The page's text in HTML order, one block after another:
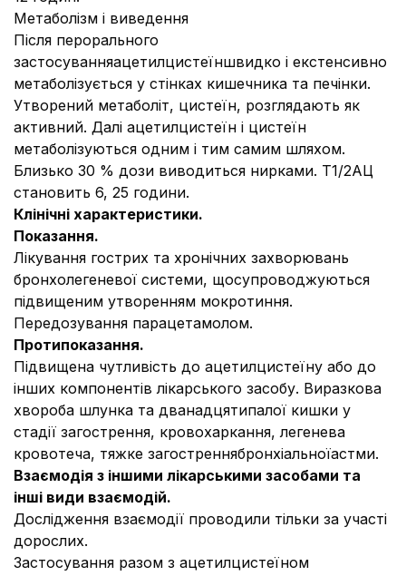
Метаболізм і виведення
Після перорального
застосуванняацетилцистеїншвидко і екстенсивно
метаболізується у стінках кишечника та печінки.
Утворений метаболіт, цистеїн, розглядають як
активний. Далі ацетилцистеїн і цистеїн
метаболізуються одним і тим самим шляхом.
Близько 30 % дози виводиться нирками. Т1/2АЦ
становить 6, 25 години.
Клінічні характеристики.
Показання.
Лікування гострих та хронічних захворювань
бронхолегеневої системи, щосупроводжуються
пiдвищеним утворенням мокротиння.
Передозування парацетамолом.
Протипоказання.
Підвищена чутливість до ацетилцистеїну або до
інших компонентів лікарського засобу. Виразкова
хвороба шлунка та дванадцятипалої кишки у
стадії загострення, кровохаркання, легенева
кровотеча, тяжке загостреннябронхіальноїастми.
Взаємодія з іншими лікарськими засобами та
інші види взаємодій.
Дослідження взаємодії проводили тільки за участі
дорослих.
Застосування разом з ацетилцистеїном